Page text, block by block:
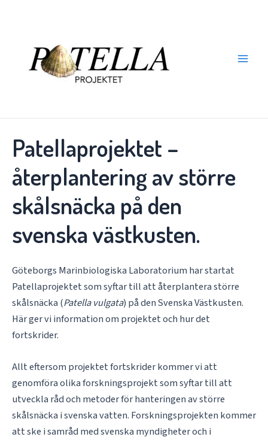
Patellaprojektet –
återplantering av större
skålsnäcka på den
svenska västkusten.
Göteborgs Marinbiologiska Laboratorium har startat
Patellaprojektet som syftar till att återplantera större
skålsnäcka (Patella vulgata) på den Svenska Västkusten.
Här ger vi information om projektet och hur det
fortskrider.
Allt eftersom projektet fortskrider kommer vi att
genomföra olika forskningsprojekt som syftar till att
utveckla råd och metoder för hanteringen av större
skålsnäcka i svenska vatten. Forskningsprojekten kommer
att ske i samråd med svenska myndigheter och i